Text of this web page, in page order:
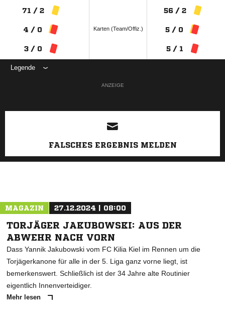
71 / 2
4 / 0
3 / 0
Karten (Team/Offiz.)
56 / 2
5 / 0
5 / 1
Legende
ANZEIGE
FALSCHES ERGEBNIS MELDEN
MAGAZIN 27.12.2024 | 08:00
TORJÄGER JAKUBOWSKI: AUS DER
ABWEHR NACH VORN
Dass Yannik Jakubowski vom FC Kilia Kiel im Rennen um die
Torjägerkanone für alle in der 5. Liga ganz vorne liegt, ist
bemerkenswert. Schließlich ist der 34 Jahre alte Routinier
eigentlich Innenverteidiger.
Mehr lesen